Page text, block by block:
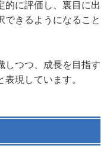
的に評価し、裏目に出
できるようになること
しつつ、成長を目指す
現しています。